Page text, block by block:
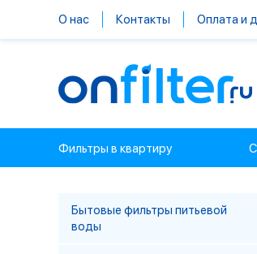
О нас Контакты Оплата и
Фильтры в квартиру
Бытовые фильтры питьевой
воды